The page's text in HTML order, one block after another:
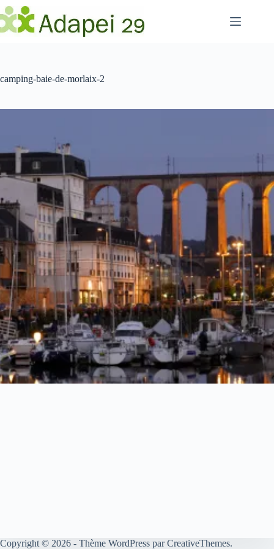
Passer
au
contenu
camping-baie-de-morlaix-2
Copyright © 2026 - Thème WordPress parCreativeThemes.